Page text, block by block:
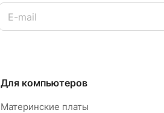
Для компьютеров
Материнские платы